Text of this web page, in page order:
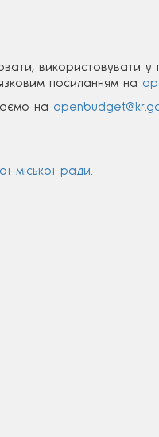
використовувати
посиланням на
на
міської ради.